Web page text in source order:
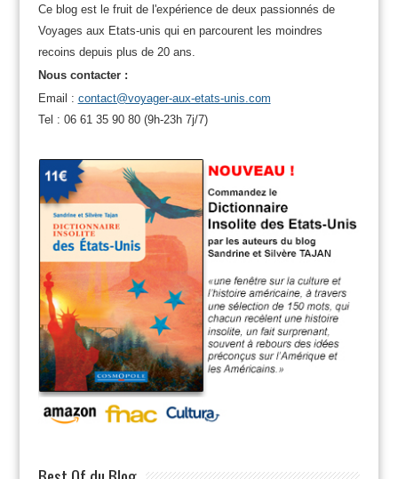
Ce blog est le fruit de l'expérience de deux passionnés de
Voyages aux Etats-unis qui en parcourent les moindres
recoins depuis plus de 20 ans.
Nous contacter :
Email : contact@voyager-aux-etats-unis.com
Tel : 06 61 35 90 80 (9h-23h 7j/7)